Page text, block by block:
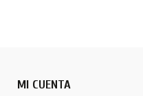
MI CUENTA